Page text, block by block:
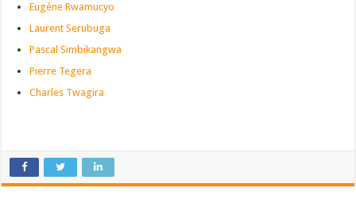
Eugène Rwamucyo
Laurent Serubuga
Pascal Simbikangwa
Pierre Tegera
Charles Twagira